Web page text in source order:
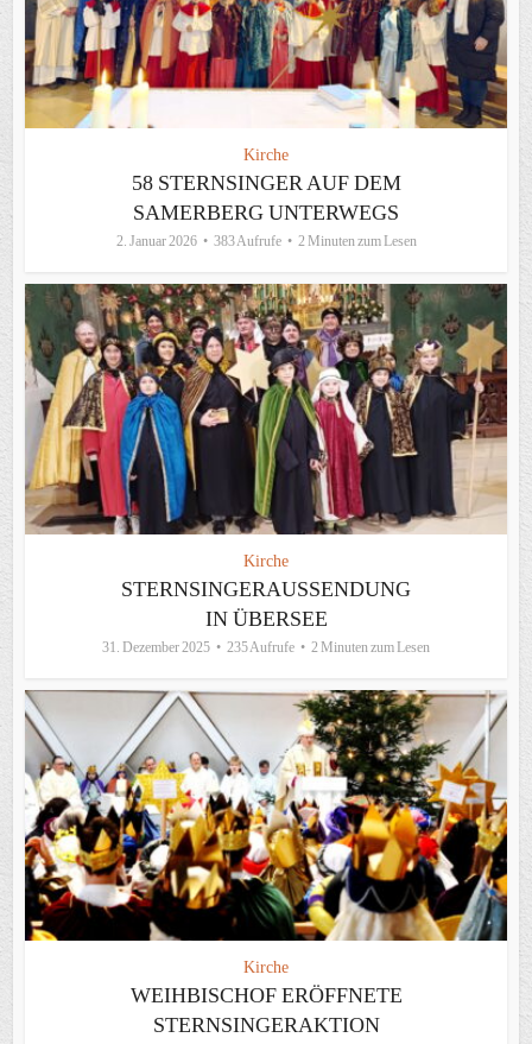
Kirche
58 STERNSINGER AUF DEM
SAMERBERG UNTERWEGS
2. Januar 2026 383 Aufrufe 2 Minuten zum Lesen
Kirche
STERNSINGERAUSSENDUNG
IN ÜBERSEE
31. Dezember 2025 235 Aufrufe 2 Minuten zum Lesen
Kirche
WEIHBISCHOF ERÖFFNETE
STERNSINGERAKTION